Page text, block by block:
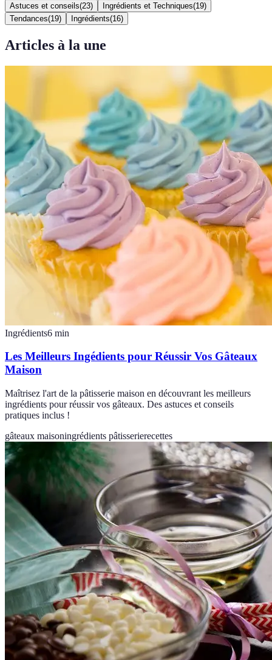
Astuces et conseils(23) Ingrédients et Techniques(19)
Tendances(19) Ingrédients(16)
Articles à la une
Ingrédients6 min
Les Meilleurs Ingédients pour Réussir Vos Gâteaux
Maison
Maîtrisez l'art de la pâtisserie maison en découvrant les meilleurs
ingrédients pour réussir vos gâteaux. Des astuces et conseils
pratiques inclus !
gâteaux maisoningrédients pâtisserierecettes